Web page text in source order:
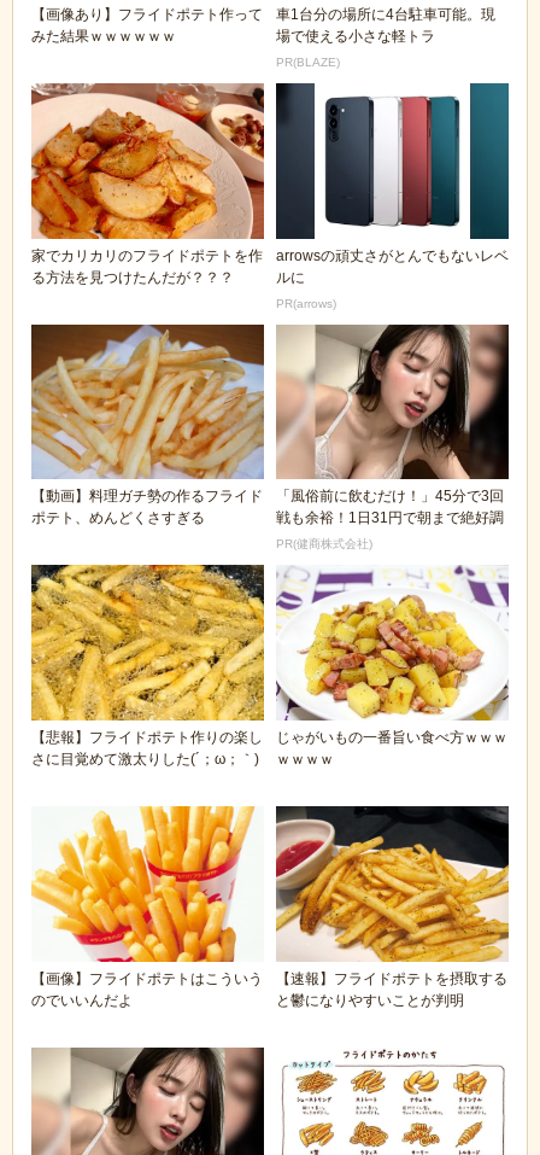
【画像あり】フライドポテト作って
みた結果ｗｗｗｗｗｗ
車1台分の場所に4台駐車可能。現
場で使える小さな軽トラ
PR(BLAZE)
家でカリカリのフライドポテトを作
る方法を見つけたんだが？？？
arrowsの頑丈さがとんでもないレベ
ルに
PR(arrows)
【動画】料理ガチ勢の作るフライド
ポテト、めんどくさすぎる
「風俗前に飲むだけ！」45分で3回
戦も余裕！1日31円で朝まで絶好調
PR(健商株式会社)
【悲報】フライドポテト作りの楽し
さに目覚めて激太りした(´；ω；｀)
じゃがいもの一番旨い食べ方ｗｗｗ
ｗｗｗｗ
【画像】フライドポテトはこういう
のでいいんだよ
【速報】フライドポテトを摂取する
と鬱になりやすいことが判明